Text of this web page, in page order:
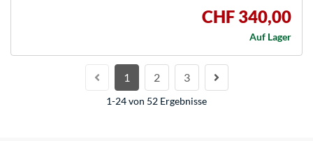
CHF 340,00
Auf Lager
1 2 3
1-24 von 52 Ergebnisse